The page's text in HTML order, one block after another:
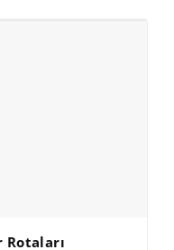
Rotaları